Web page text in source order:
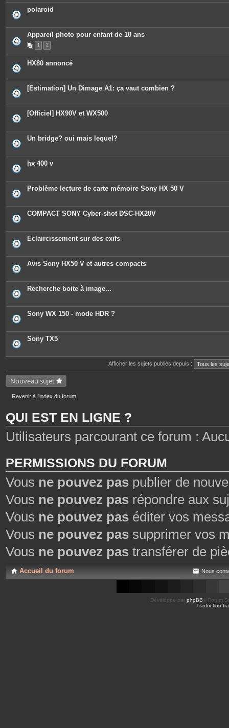
e
polaroid
Appareil photo pour enfant de 10 ans
1 2
HX80 annoncé
[Estimation] Un Dimage A1: ça vaut combien ?
[Officiel] HX90V et WX500
Un bridge? oui mais lequel?
hx 400 v
Problème lecture de carte mémoire Sony HX 50 V
COMPACT SONY Cyber-shot DSC-HX20V
Eclaircissement sur des exifs
Avis Sony HX50 V et autres compacts
Recherche boite à image...
Sony WX 150 - mode HDR ?
Sony TX5
Afficher les sujets publiés depuis :
Nouveau sujet
Revenir à l’index du forum
QUI EST EN LIGNE ?
Utilisateurs parcourant ce forum :
PERMISSIONS DU FORUM
Vous ne pouvez pas publier de
Vous ne pouvez pas répondre aux
Vous ne pouvez pas éditer vos
Vous ne pouvez pas supprimer vos
Vous ne pouvez pas transférer de
Accueil du forum Nous
Développé par phpBB ® Forum
Traduction